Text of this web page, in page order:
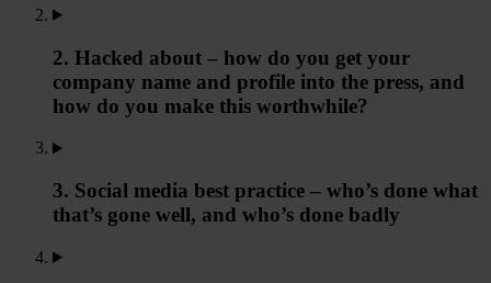
2. Hacked about – how do you get your
company name and profile into the press, and
how do you make this worthwhile?
3. Social media best practice – who’s done what
that’s gone well, and who’s done badly